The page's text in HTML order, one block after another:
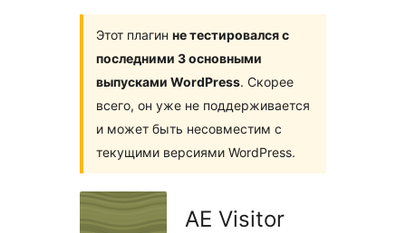
Этот плагин не тестировался с
последними 3 основными
выпусками WordPress. Скорее
всего, он уже не поддерживается
и может быть несовместим с
текущими версиями WordPress.
AE Visitor